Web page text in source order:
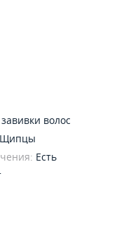
волос
Щипцы
Есть